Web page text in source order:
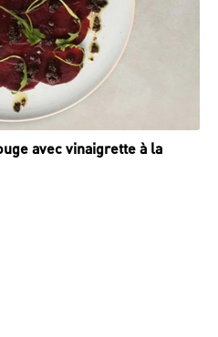
avec vinaigrette à la